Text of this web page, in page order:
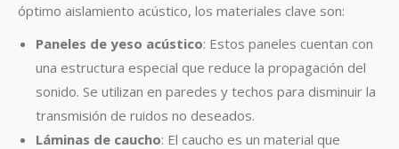
óptimo aislamiento acústico, los materiales clave son:
Paneles de yeso acústico: Estos paneles cuentan con
una estructura especial que reduce la propagación del
sonido. Se utilizan en paredes y techos para disminuir la
transmisión de ruidos no deseados.
Láminas de caucho: El caucho es un material que